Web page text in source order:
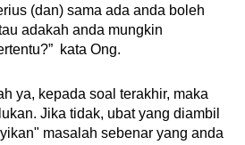
(dan) sama ada anda boleh
adakah anda mungkin
kata Ong.
ya, kepada soal terakhir, maka
Jika tidak, ubat yang diambil
masalah sebenar yang anda